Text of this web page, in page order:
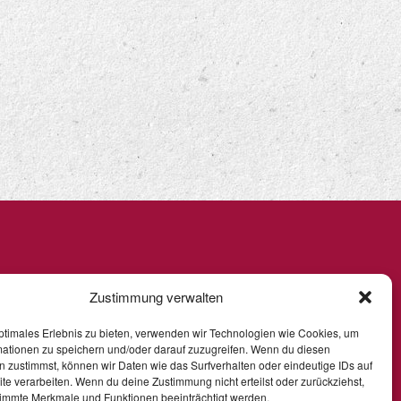
Zustimmung verwalten
Erlebnis zu bieten, verwenden wir Technologien wie Cookies, um
zu speichern und/oder darauf zuzugreifen. Wenn du diesen
zustimmst, können wir Daten wie das Surfverhalten oder eindeutige IDs auf
verarbeiten. Wenn du deine Zustimmung nicht erteilst oder zurückziehst,
Merkmale und Funktionen beeinträchtigt werden.